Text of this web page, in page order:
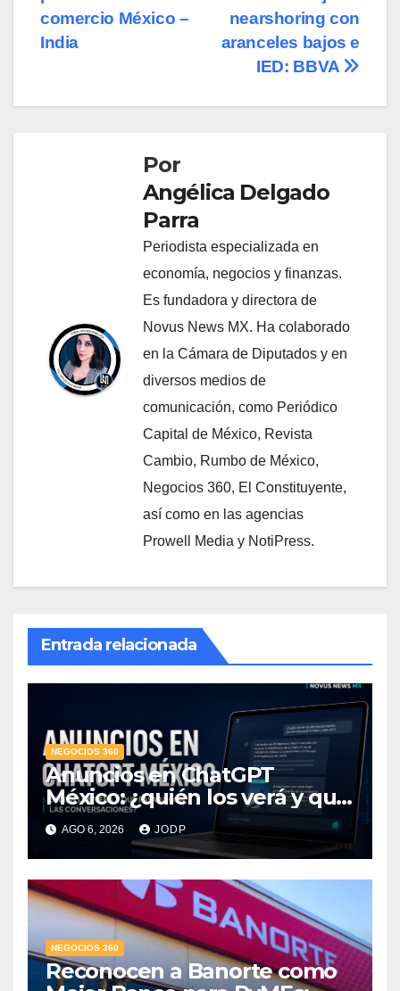
de
entradas
nearshoring con
aranceles bajos e
IED: BBVA
comercio México –
India
Por
Angélica Delgado
Parra
Periodista especializada en
economía, negocios y finanzas.
Es fundadora y directora de
Novus News MX. Ha colaborado
en la Cámara de Diputados y en
diversos medios de
comunicación, como Periódico
Capital de México, Revista
Cambio, Rumbo de México,
Negocios 360, El Constituyente,
así como en las agencias
Prowell Media y NotiPress.
Entrada relacionada
NEGOCIOS 360
Anuncios en ChatGPT
México: ¿quién los verá y qué
pasará con las
conversaciones?
AGO 6, 2026 JODP
NEGOCIOS 360
Reconocen a Banorte como